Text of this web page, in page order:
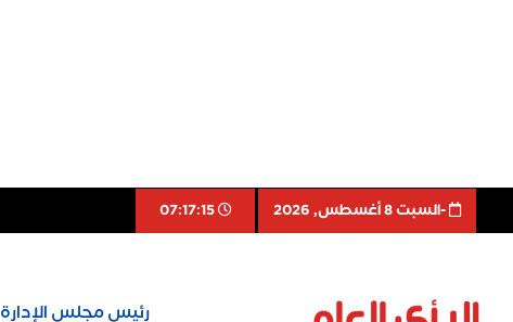
-السبت 8 أغسطس, 2026 07:17:16
رئيس مجلس الإدارة